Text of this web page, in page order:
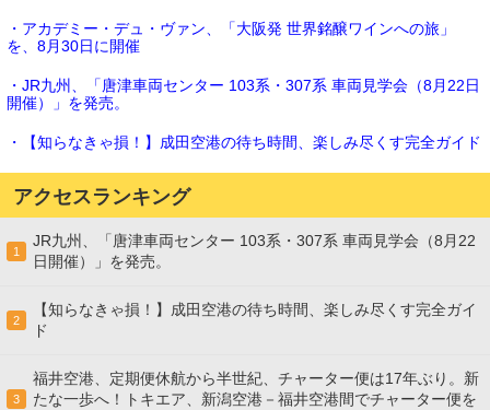
・アカデミー・デュ・ヴァン、「大阪発 世界銘醸ワインへの旅」
を、8月30日に開催
・JR九州、「唐津車両センター 103系・307系 車両見学会（8月22日
開催）」を発売。
・【知らなきゃ損！】成田空港の待ち時間、楽しみ尽くす完全ガイド
アクセスランキング
1
JR九州、「唐津車両センター 103系・307系 車両見学会（8月22
日開催）」を発売。
2
【知らなきゃ損！】成田空港の待ち時間、楽しみ尽くす完全ガイ
ド
3
福井空港、定期便休航から半世紀、チャーター便は17年ぶり。新
たな一歩へ！トキエア、新潟空港－福井空港間でチャーター便を